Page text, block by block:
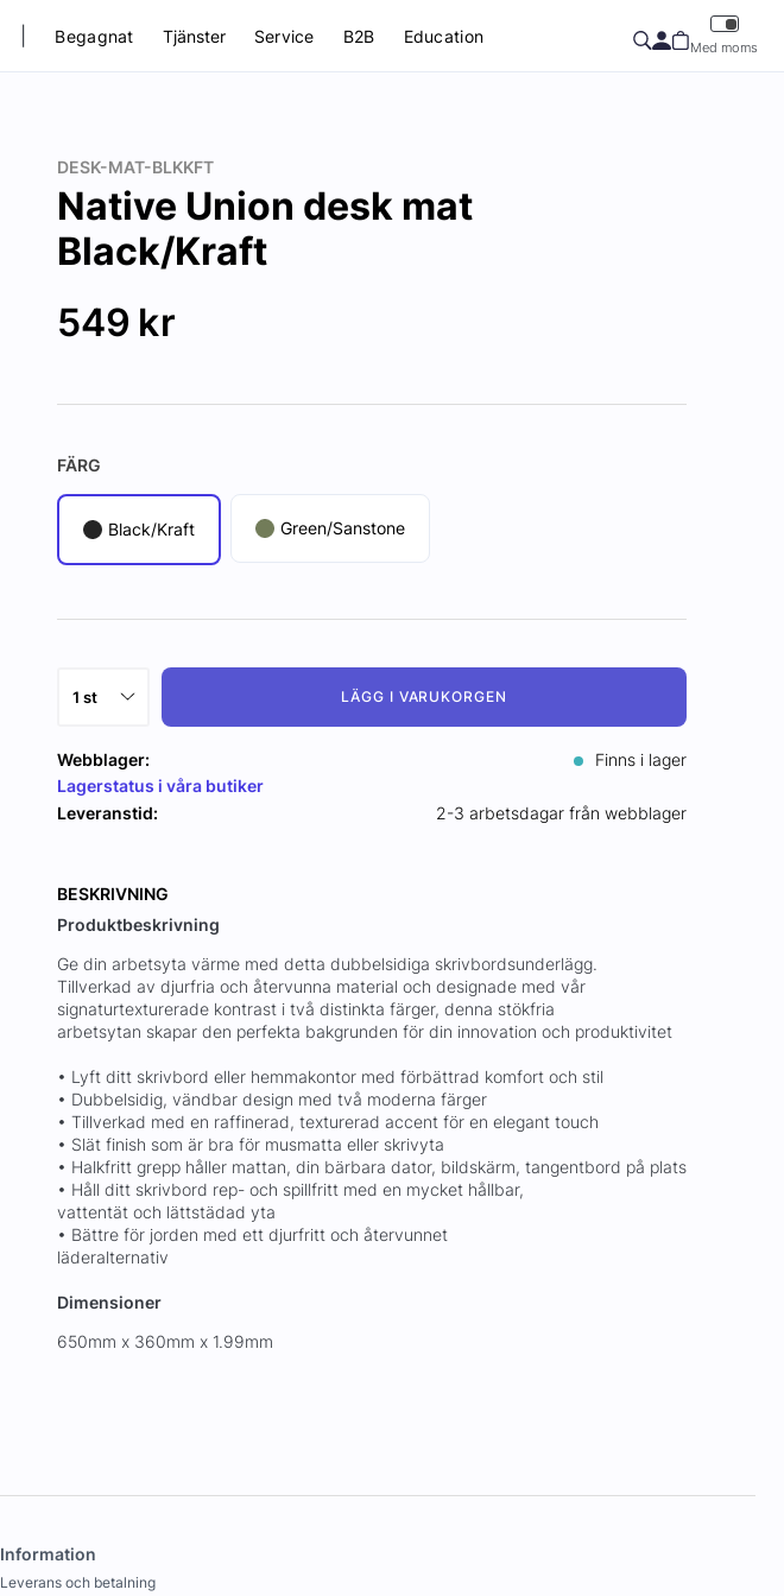
Begagnat Tjänster Service B2B Education
Med moms
DESK-MAT-BLKKFT
Native Union desk mat
Black/Kraft
549 kr
FÄRG
Black/Kraft Green/Sanstone
LÄGG I VARUKORGEN
Webblager:
Finns i lager
Lagerstatus i våra butiker
Leveranstid:
2-3 arbetsdagar från webblager
BESKRIVNING
Produktbeskrivning
Ge din arbetsyta värme med detta dubbelsidiga skrivbordsunderlägg.
Tillverkad av djurfria och återvunna material och designade med vår
signaturtexturerade kontrast i två distinkta färger, denna stökfria
arbetsytan skapar den perfekta bakgrunden för din innovation och produktivitet
• Lyft ditt skrivbord eller hemmakontor med förbättrad komfort och stil
• Dubbelsidig, vändbar design med två moderna färger
• Tillverkad med en raffinerad, texturerad accent för en elegant touch
• Slät finish som är bra för musmatta eller skrivyta
• Halkfritt grepp håller mattan, din bärbara dator, bildskärm, tangentbord på plats
• Håll ditt skrivbord rep- och spillfritt med en mycket hållbar,
vattentät och lättstädad yta
• Bättre för jorden med ett djurfritt och återvunnet
läderalternativ
Dimensioner
650mm x 360mm x 1.99mm
Information
Leverans och betalning